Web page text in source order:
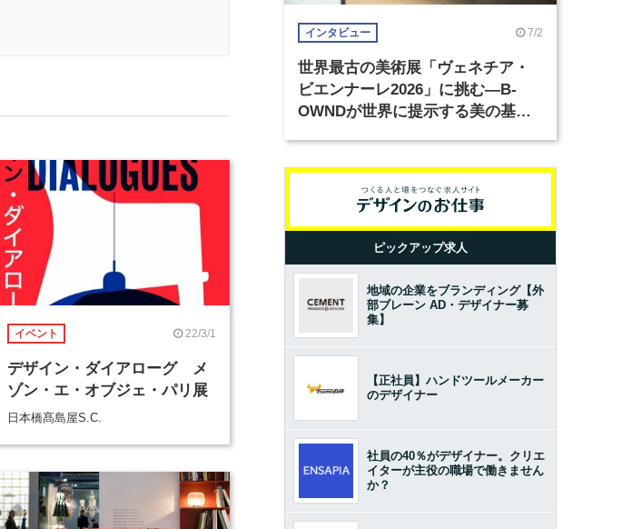
イベント 22/3/1
デザイン・ダイアローグ メ
ゾン・エ・オブジェ・パリ展
日本橋髙島屋S.C.
インタビュー 7/2
世界最古の美術展「ヴェネチア・
ビエンナーレ2026」に挑む―B-
OWNDが世界に提示する美の基準
ピックアップ求人
地域の企業をブランディング【外
部ブレーン AD・デザイナー募
集】
【正社員】ハンドツールメーカー
のデザイナー
社員の40％がデザイナー。クリエ
イターが主役の職場で働きません
か？